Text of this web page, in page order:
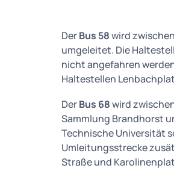
DerBus 58wird
umgeleitet. Die
nicht angefahren
Haltestellen
DerBus 68wird
Sammlung Brandhorst
Technische Universität
Umleitungsstrecke
Straße und